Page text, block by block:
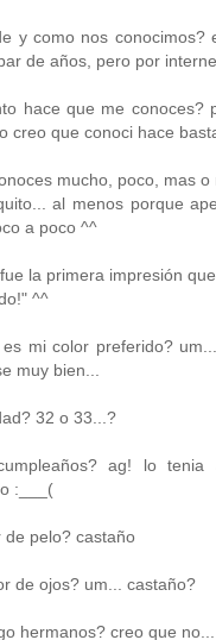
y como nos conocimos?
de años, pero por
hace que me conoces?
creo que conoci hace
mucho, poco, mas o
al menos porque
a poco ^^
la primera impresión
^^
mi color preferido?
muy bien...
32 o 33...?
ag! lo tenia
:___(
de pelo? castaño
de ojos? um... castaño?
hermanos? creo que no...